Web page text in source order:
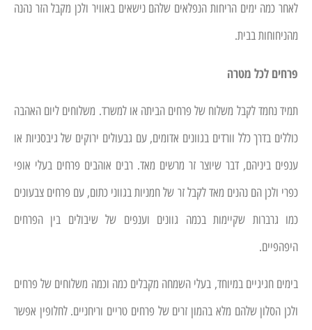
לאחר כמה ימים הריחות הנפלאים שלהם נישאים באוויר ולכן מקבל הזר נהנה
מהניחוחות בבית.
פרחים לכל מטרה
תמיד נחמד לקבל משלוח של פרחים הביתה או למשרד. משלוחים ליום האהבה
כוללים בדרך כלל וורדים בגוונים אדומים, עם גבעולים ירוקים של גיבסניות או
ענפים ביניהם, דבר שיוצר זר מרשים מאד. רבים אוהבים פרחים בעלי אופי
כפרי ולכן הם נהנים מאד לקבל זר של חמניות בגווני כתום, עם פרחים צבעונים
כמו גרברות שקיימות בכמה גוונים וענפים של שיבולים בין הפרחים
היפהפיים.
בימים חגיגיים במיוחד, בעלי השמחה מקבלים כמה וכמה משלוחים של פרחים
ולכן הסלון שלהם מלא בהמון זרים של פרחים טריים וריחניים. לחלופין אפשר